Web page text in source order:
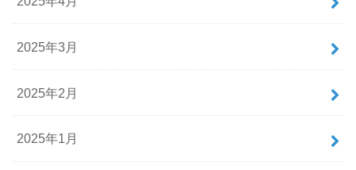
2025年3月
2025年2月
2025年1月